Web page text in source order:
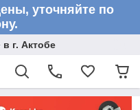
уточняйте по
г. Актобе